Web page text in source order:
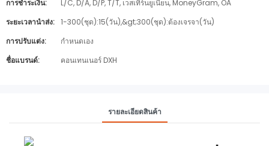
การชำระเงิน:
L/C, D/A, D/P, T/T, เวสเทิร์นยูเนี่ยน, MoneyGram, OA
ระยะเวลานำส่ง: 1-300(ชุด):15(วัน),&gt;300(ชุด):ต้องเจรจา(วัน)
การปรับแต่ง:
กำหนดเอง
ชื่อแบรนด์:
คอนเทนเนอร์ DXH
รายละเอียดสินค้า